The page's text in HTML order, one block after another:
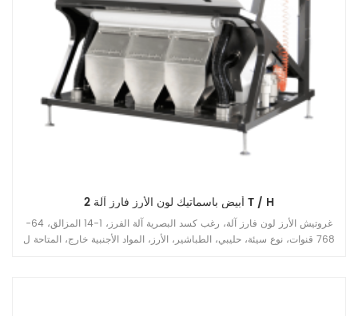
أبيض باسماتيك لون الأرز فارز آلة 2 T / H
غروتيش الأرز لون فارز آلة، رغب كسد البصرية آلة الفرز، 1-14 المزالق، 64-
768 قنوات، نوع سيئة، حليبي، الطباشير، الأرز، المواد الأجنبية خارج، المتاحة ل